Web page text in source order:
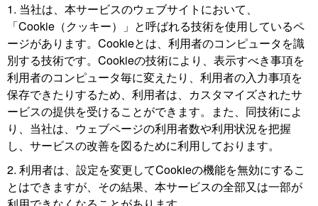
1. 当社は、本サービスのウェブサイトにおいて、
「Cookie（クッキー）」と呼ばれる技術を使用しているペ
ージがあります。Cookieとは、利用者のコンピュータを識
別する技術です。Cookieの技術により、表示すべき事項を
利用者のコンピュータ毎に変えたり、利用者の入力事項を
保存できたりするため、利用者は、カスタマイズされたサ
ービスの提供を受けることができます。また、同技術によ
り、当社は、ウェブページの利用者数や利用状況を把握
し、サービスの改善を図るために利用しております。
2. 利用者は、設定を変更してCookieの機能を無効にするこ
とはできますが、その結果、本サービスの全部又は一部が